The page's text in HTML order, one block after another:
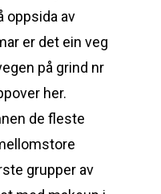
oppsida av
er det ein veg
på grind nr
her.
de fleste
grupper av